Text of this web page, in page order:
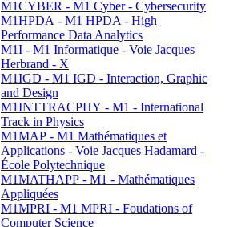
M1CYBER - M1 Cyber - Cybersecurity
M1HPDA - M1 HPDA - High
Performance Data Analytics
M1I - M1 Informatique - Voie Jacques
Herbrand - X
M1IGD - M1 IGD - Interaction, Graphic
and Design
M1INTTRACPHY - M1 - International
Track in Physics
M1MAP - M1 Mathématiques et
Applications - Voie Jacques Hadamard -
École Polytechnique
M1MATHAPP - M1 - Mathématiques
Appliquées
M1MPRI - M1 MPRI - Foudations of
Computer Science